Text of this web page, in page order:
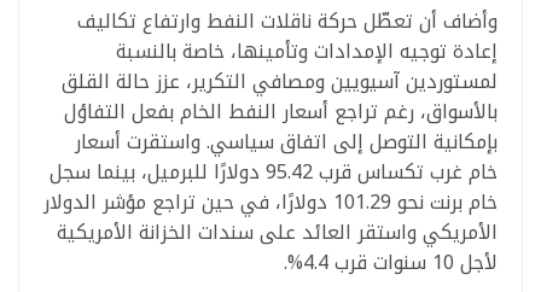
وأضاف أن تعطّل حركة ناقلات النفط وارتفاع تكاليف
إعادة توجيه الإمدادات وتأمينها، خاصة بالنسبة
لمستوردين آسيويين ومصافي التكرير، عزز حالة القلق
بالأسواق، رغم تراجع أسعار النفط الخام بفعل التفاؤل
بإمكانية التوصل إلى اتفاق سياسي. واستقرت أسعار
خام غرب تكساس قرب 95.42 دولارًا للبرميل، بينما سجل
خام برنت نحو 101.29 دولارًا، في حين تراجع مؤشر الدولار
الأمريكي واستقر العائد على سندات الخزانة الأمريكية
لأجل 10 سنوات قرب 4.4%.